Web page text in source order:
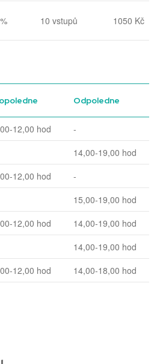
10 vstupů 1050 Kč
Odpoledne
12,00 hod
-
14,00-19,00 hod
12,00 hod
-
15,00-19,00 hod
12,00 hod
14,00-19,00 hod
14,00-19,00 hod
12,00 hod 14,00-18,00 hod